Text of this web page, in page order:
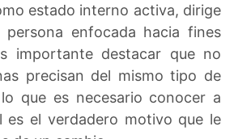
estado interno activa, dirige
enfocada hacia fines
importante destacar que no
precisan del mismo tipo de
que es necesario conocer a
es el verdadero motivo que le